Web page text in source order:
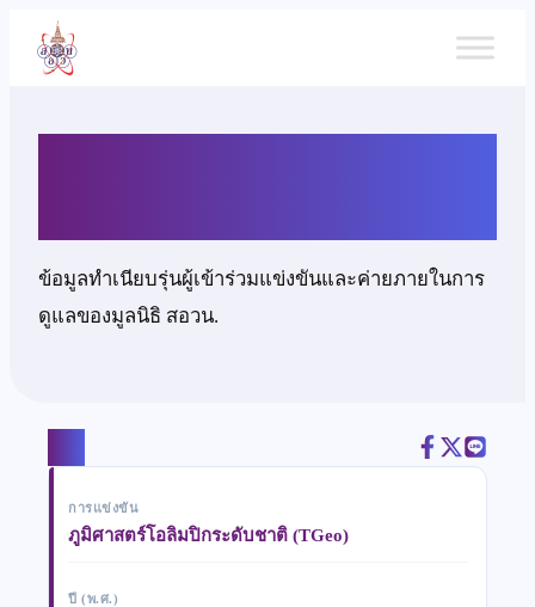
เนื้อหา
ข้อมูลทำเนียบรุ่นผู้เข้าร่วมแข่งขันและค่ายภายในการ
ดูแลของมูลนิธิ สอวน.
การแข่งขัน
ภูมิศาสตร์โอลิมปิกระดับชาติ (TGeo)
ปี (พ.ศ.)